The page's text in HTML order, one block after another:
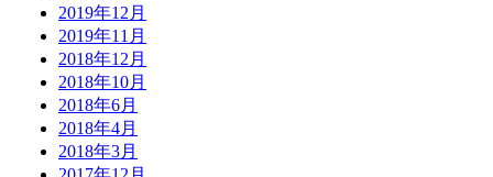
2019年12月
2019年11月
2018年12月
2018年10月
2018年6月
2018年4月
2018年3月